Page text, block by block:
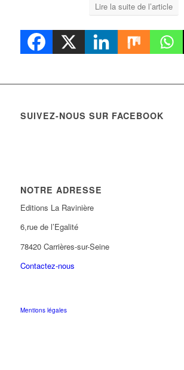
Lire la suite de l’article
SUIVEZ-NOUS SUR FACEBOOK
NOTRE ADRESSE
Editions La Ravinière
6,rue de l’Egalité
78420 Carrières-sur-Seine
Contactez-nous
Mentions légales